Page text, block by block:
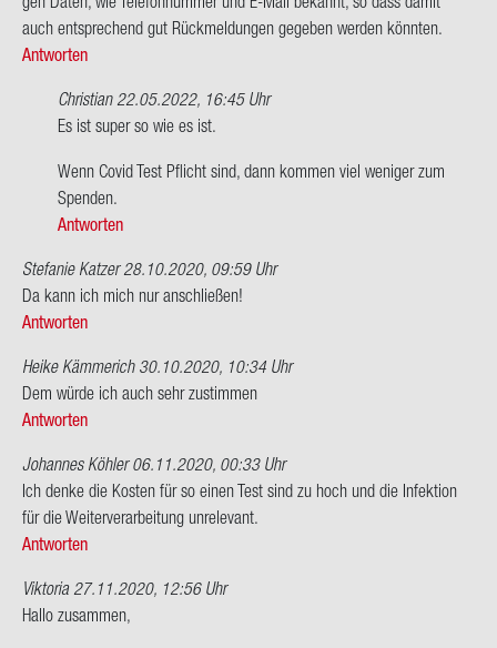
auch ent­spre­chend gut Rück­mel­dun­gen ge­ge­ben wer­den könn­ten.
Antworten
Christian 22.05.2022, 16:45 Uhr
Ant­
auf
Ich
möch­
te
mich
der
von
Josef
Ra­
Es ist super so wie es ist.
Wenn Covid Test Pflicht sind, dann kom­men viel we­ni­ger zum
Spen­den.
Antworten
Stefanie Katzer28.10.2020, 09:59 Uhr
Da kann ich mich nur an­schlie­ßen!
Antworten
Heike Kämmerich30.10.2020, 10:34 Uhr
Dem würde ich auch sehr zu­stim­men
Antworten
Johannes Köhler06.11.2020, 00:33 Uhr
Ich denke die Kos­ten für so einen Test sind zu hoch und die In­fek­ti­on
für die Wei­ter­ver­ar­bei­tung un­re­le­vant.
Antworten
Viktoria27.11.2020, 12:56 Uhr
Hallo zu­sam­men,